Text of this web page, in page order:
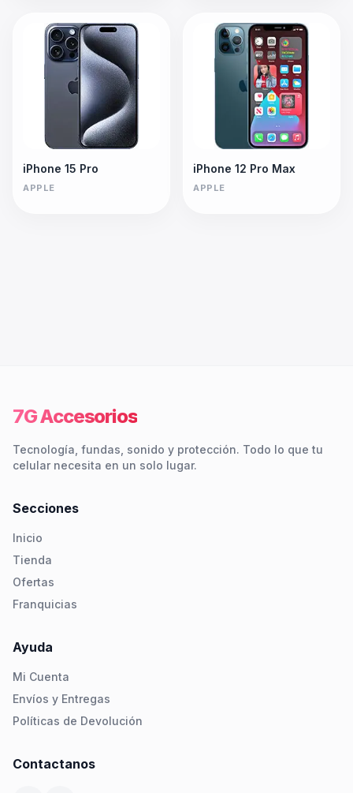
iPhone 15 Pro
APPLE
iPhone 12 Pro Max
APPLE
7G Accesorios
Tecnología, fundas, sonido y protección. Todo lo que tu
celular necesita en un solo lugar.
Secciones
Inicio
Tienda
Ofertas
Franquicias
Ayuda
Mi Cuenta
Envíos y Entregas
Políticas de Devolución
Contactanos